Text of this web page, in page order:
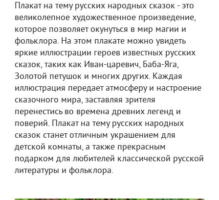
Плакат на тему русских народных сказок - это
великолепное художественное произведение,
которое позволяет окунуться в мир магии и
фольклора. На этом плакате можно увидеть
яркие иллюстрации героев известных русских
сказок, таких как Иван-царевич, Баба-Яга,
Золотой петушок и многих других. Каждая
иллюстрация передает атмосферу и настроение
сказочного мира, заставляя зрителя
перенестись во времена древних легенд и
поверий. Плакат на тему русских народных
сказок станет отличным украшением для
детской комнаты, а также прекрасным
подарком для любителей классической русской
литературы и фольклора.